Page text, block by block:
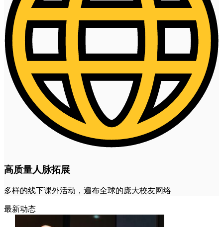
高质量人脉拓展
多样的线下课外活动，遍布全球的庞大校友网络
最新动态